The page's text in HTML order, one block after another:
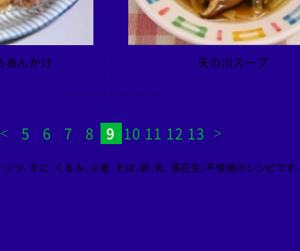
あんかけ 天の川スープ
5 6 7 8 9 10 11 12 13
、かに、くるみ、小麦、そば、卵、乳、落花生）不使用のレシピです。